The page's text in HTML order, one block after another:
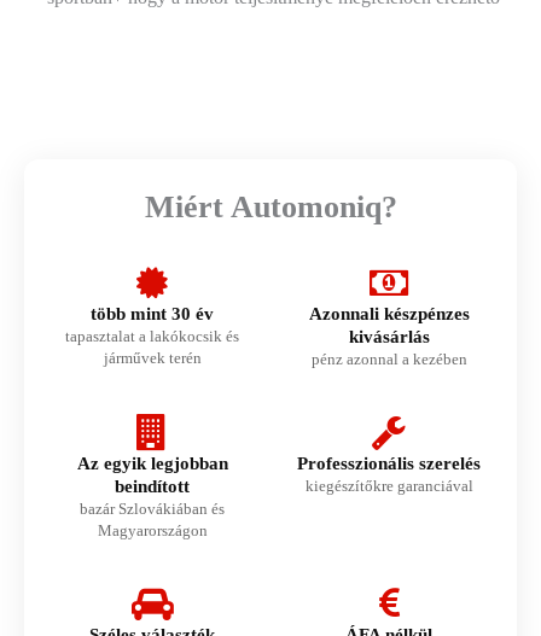
Miért Automoniq?
több mint 30 év
tapasztalat a lakókocsik és
járművek terén
Azonnali készpénzes
kivásárlás
pénz azonnal a kezében
Az egyik legjobban
beindított
bazár Szlovákiában és
Magyarországon
Professzionális szerelés
kiegészítőkre garanciával